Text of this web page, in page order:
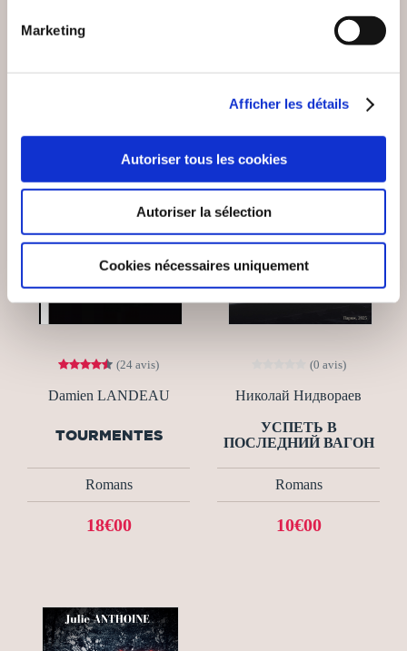
Marketing
Afficher les détails
Autoriser tous les cookies
Autoriser la sélection
Cookies nécessaires uniquement
(24 avis)
Damien LANDEAU
TOURMENTES
Romans
18€00
(0 avis)
Николай Нидвораев
УСПЕТЬ В
ПОСЛЕДНИЙ ВАГОН
Romans
10€00